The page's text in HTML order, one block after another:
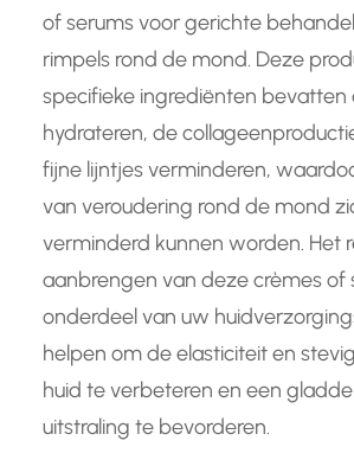
of serums voor gerichte
rimpels rond de mond. Deze
specifieke ingrediënten bevatten
hydrateren, de
fijne lijntjes verminderen,
van veroudering rond de mond
verminderd kunnen worden. Het
aanbrengen van deze crèmes of
onderdeel van uw
helpen om de elasticiteit en
huid te verbeteren en een
uitstraling te bevorderen.